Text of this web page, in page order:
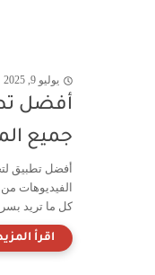
يوليو 9, 2025
أفضل
جميع
أفضل تطبيق
الفيديوهات
كل ما تريد